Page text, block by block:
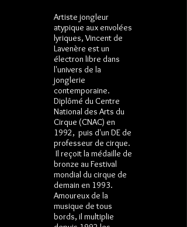
Artiste jongleur
atypique aux envolées
lyriques, Vincent de
Lavenère est un
électron libre dans
l'univers de la
jonglerie
contemporaine.
Diplômé du Centre
National des Arts du
Cirque (CNAC) en
1992, puis d'un DE de
professeur de cirque.
Il reçoit la médaille de
bronze au Festival
mondial du cirque de
demain en 1993.
Amoureux de la
musique de tous
bords, il multiplie